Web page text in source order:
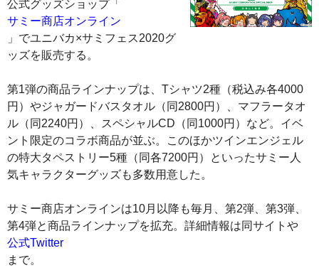
公式グッズショップ「
サミー商店オンライン
」でユニバカ×サミフェス2020グ
ッズを販売する。
第1弾の商品ラインナップは、Tシャツ2種（税込み各4000
円）やジャガードバスタオル（同2800円）、マフラータオ
ル（同2240円）、スペシャルCD（同1000円）など。イベ
ント限定のコラボ商品が並ぶ。このほかツインエンジェル
の特大タペストリー5種（同各7200円）といったサミー人
気キャラクターグッズも多数用意した。
サミー商店オンラインは10月以降も毎月、第2弾、第3弾、
第4弾と商品ラインナップを拡充。詳細情報は同サイトや
公式Twitter
まで。